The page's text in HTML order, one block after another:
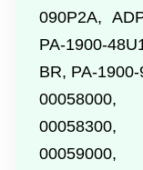
090P2A,
PA-1900-
BR, PA-
00058000,
00058300,
00059000,